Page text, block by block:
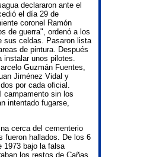
declararon ante el
el día 29 de
coronel Ramón
de guerra", ordenó a los
sus celdas. Pasaron lista
de pintura. Después
instalar unos pilotes.
Guzmán Fuentes,
Jiménez Vidal y
por cada oficial.
campamento sin los
intentado fugarse,
cerca del cementerio
fueron hallados. De los 6
1973 bajo la falsa
los restos de Cañas,